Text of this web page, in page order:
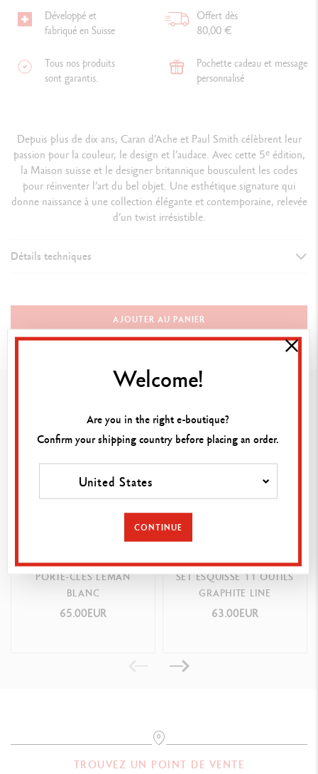
Développé et
fabriqué en Suisse
Offert dès
80,00 €
Tous nos produits
sont garantis.
Pochette cadeau et message
personnalisé
Depuis plus de dix ans, Caran d’Ache et Paul Smith célèbrent leur
passion pour la couleur, le design et l’audace. Avec cette 5ᵉ édition,
la Maison suisse et le designer britannique bousculent les codes
pour réinventer l’art du bel objet. Une esthétique signature qui
donne naissance à une collection élégante et contemporaine, relevée
d’un twist irrésistible.
Détails techniques
Porte-mine
Corps hexagonal en aluminium, léger et résistant
Modèle arborant les rayures emblématiques de Paul Smith
Corps laqué noir satiné tampographié de rayures signature en 8
couleurs
Clip flexible et bouton en métal chromé noir mat
RECHARGES
Porte-mine équipé d’une mine graphite HB de diamètre 0.5 mm
Porte-mine rechargeable avec gomme et réservoir à mines accessible
par extraction du bouton poussoir
argenté à l'extérieur
Fourreau habillé de l'identité visuelle de la collection
AJOUTER AU PANIER
Vous pourriez aimer
PORTE-CLÉS LÉMAN
BLANC
65.00EUR
SET ESQUISSE 11 OUTILS
GRAPHITE LINE
63.00EUR
TROUVEZ UN POINT DE VENTE
Welcome!
Are you in the right e-boutique?
Confirm your shipping country before placing an order.
United States
CONTINUE